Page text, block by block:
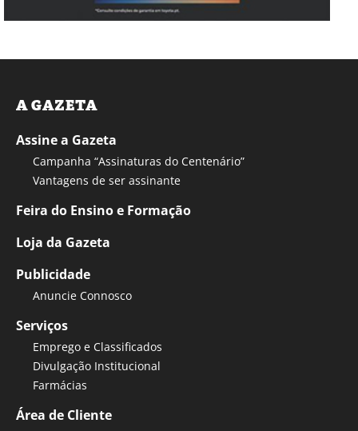
A GAZETA
Assine a Gazeta
Campanha “Assinaturas do Centenário”
Vantagens de ser assinante
Feira do Ensino e Formação
Loja da Gazeta
Publicidade
Anuncie Connosco
Serviços
Emprego e Classificados
Divulgação Institucional
Farmácias
Área de Cliente